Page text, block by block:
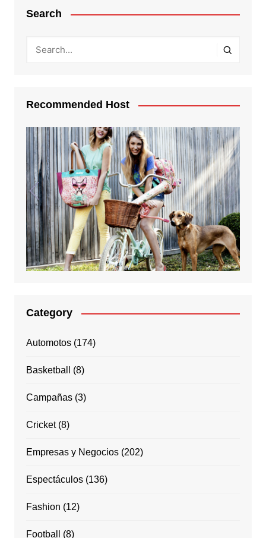
Search
Recommended Host
Category
Automotos(174)
Basketball (8)
Campañas(3)
Cricket(8)
Empresas y Negocios(202)
Espectáculos(136)
Fashion (12)
Football (8)